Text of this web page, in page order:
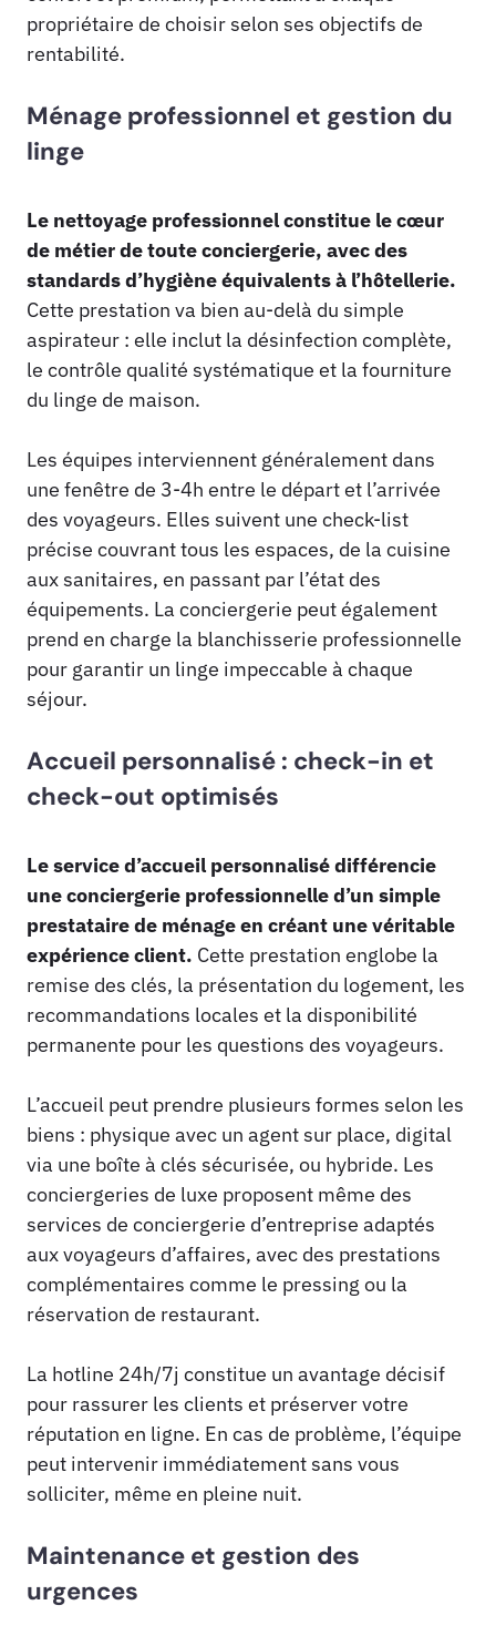
propriétaire de choisir selon ses objectifs de
rentabilité.
Ménage professionnel et gestion du
linge
Le nettoyage professionnel constitue le cœur
de métier de toute conciergerie, avec des
standards d’hygiène équivalents à l’hôtellerie.
Cette prestation va bien au-delà du simple
aspirateur : elle inclut la désinfection complète,
le contrôle qualité systématique et la fourniture
du linge de maison.
Les équipes interviennent généralement dans
une fenêtre de 3-4h entre le départ et l’arrivée
des voyageurs. Elles suivent une check-list
précise couvrant tous les espaces, de la cuisine
aux sanitaires, en passant par l’état des
équipements. La conciergerie peut également
prend en charge la blanchisserie professionnelle
pour garantir un linge impeccable à chaque
séjour.
Accueil personnalisé : check-in et
check-out optimisés
Le service d’accueil personnalisé différencie
une conciergerie professionnelle d’un simple
prestataire de ménage en créant une véritable
expérience client. Cette prestation englobe la
remise des clés, la présentation du logement, les
recommandations locales et la disponibilité
permanente pour les questions des voyageurs.
L’accueil peut prendre plusieurs formes selon les
biens : physique avec un agent sur place, digital
via une boîte à clés sécurisée, ou hybride. Les
conciergeries de luxe proposent même des
services de conciergerie d’entreprise adaptés
aux voyageurs d’affaires, avec des prestations
complémentaires comme le pressing ou la
réservation de restaurant.
La hotline 24h/7j constitue un avantage décisif
pour rassurer les clients et préserver votre
réputation en ligne. En cas de problème, l’équipe
peut intervenir immédiatement sans vous
solliciter, même en pleine nuit.
Maintenance et gestion des
urgences